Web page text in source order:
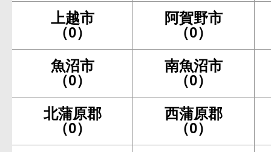
上越市
（0）
阿賀野市
（0）
魚沼市
（0）
南魚沼市
（0）
北蒲原郡
（0）
西蒲原郡
（0）